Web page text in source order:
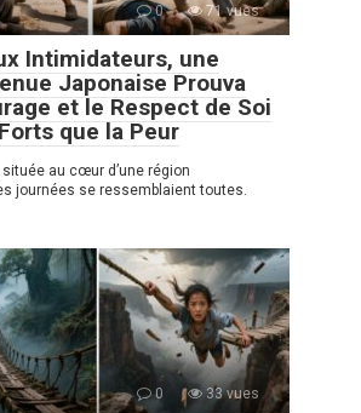
0 71 vues
Intimidateurs, une
Japonaise Prouva
et le Respect de Soi
que la Peur
au cœur d’une région
journées se ressemblaient toutes.
0 33 vues